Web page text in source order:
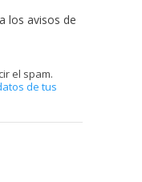
los avisos de
el spam.
de tus